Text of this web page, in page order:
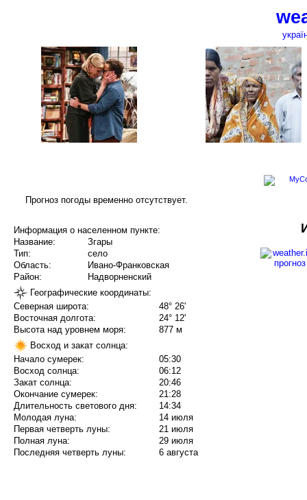
Прогноз погоды временно отсутствует.
Информация о населенном пункте:
Название:
Згары
Тип:
село
Область:
Ивано-Франковская
Район:
Надворненский
Географические координаты:
Северная широта:
48° 26'
Восточная долгота:
24° 12'
Высота над уровнем моря:
877 м
Восход и закат солнца:
Начало сумерек:
05:30
Восход солнца:
06:12
Закат солнца:
20:46
Окончание сумерек:
21:28
Длительность светового дня:
14:34
Молодая луна:
14 июля
Первая четверть луны:
21 июля
Полная луна:
29 июля
Последняя четверть луны:
6 августа